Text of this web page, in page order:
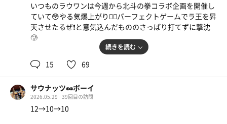
牛焼肉鬼おろしそば
1日いたので、たくさん食べました(ﾓｸﾞﾓｸﾞ)おつまみセ
ット珍しいメニュー！コロッケとコールスロー
みセット
水
とんてき定食
ご飯大盛りはマストで。オロポも添えて
いつものラウワンは今週から北斗の拳コラボ企画を開催し
ていて😳やる気爆上がり❤️‍🔥パーフェクトゲームでラ王を昇
天させたるぜ❗️と意気込んだもののさっぱり打てずに撃沈
🥲
ヘロヘロになりながらも会合までに体力を回復する必要が
あり❤️‍🩹サウナの前に奇跡の村へ🛖高濃度の酸素で少し回
受付に喜盛らしくないニューフェイスのお姉さん😍うぅ、
もうととのいそう😇
続きを読む
15 69
サウナッツ🥜ボーイ
2026.05.29 39回目の訪問
12→10→10